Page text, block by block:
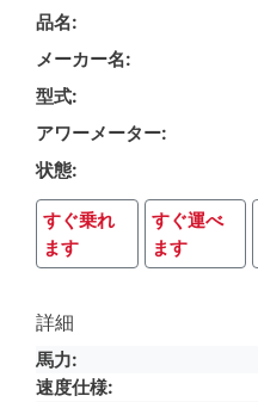
品名
メーカー名
型式
アワーメーター
状態
すぐ乗れ
ます
すぐ運べ
ます
詳細
馬力
速度仕様